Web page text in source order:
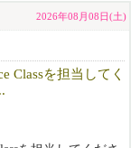
ご経験やスキルを
験者、子ども向け
方、Gravisのチー
2026年08月08日(土)
Classを担当してく